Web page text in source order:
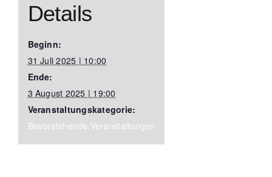
Details
Beginn:
31 Juli 2025 | 10:00
Ende:
3 August 2025 | 19:00
Veranstaltungskategorie:
Bevorstehende Veranstaltungen